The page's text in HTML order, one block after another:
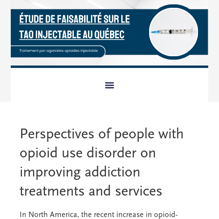
Perspectives of people with
opioid use disorder on
improving addiction
treatments and services
In North America, the recent increase in opioid-